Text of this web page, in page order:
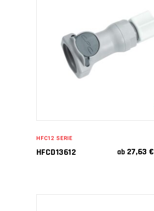
IN DEN WARENKORB
HFC12 SERIE
HFCD13612 ab 27,63€